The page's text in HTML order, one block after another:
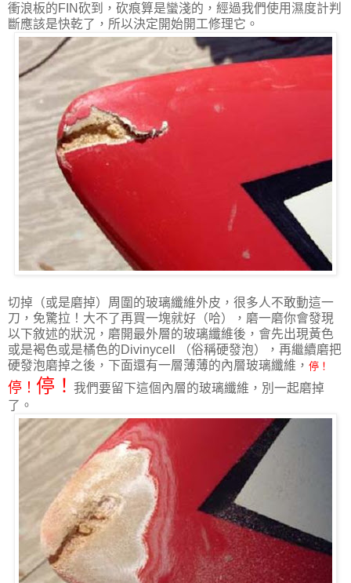
衝浪板的FIN砍到，砍痕算是蠻淺的，經過我們使用濕度計判
斷應該是快乾了，所以決定開始開工修理它。
切掉（或是磨掉）周圍的玻璃纖維外皮，很多人不敢動這一
刀，免驚拉！大不了再買一塊就好（哈），磨一磨你會發現
以下敘述的狀況，磨開最外層的玻璃纖維後，會先出現黃色
或是褐色或是橘色的Divinycell （俗稱硬發泡），再繼續磨把
硬發泡磨掉之後，下面還有一層薄薄的內層玻璃纖維， 停！
停！ 停！ 我們要留下這個內層的玻璃纖維，別一起磨掉
了。